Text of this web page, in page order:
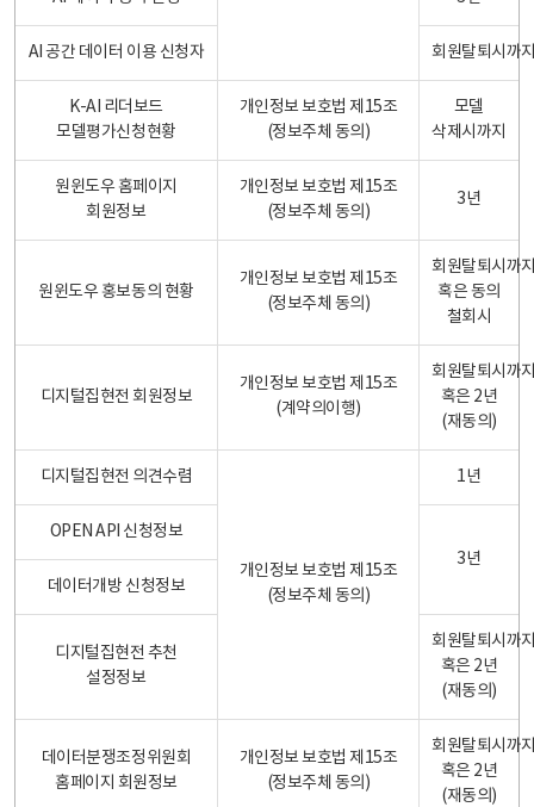
AI 공간 데이터 이용 신청자 회원탈퇴시까
K-AI 리더보드
모델평가신청현황
개인정보 보호법 제15조
(정보주체 동의)
모델
삭제시까지
원윈도우 홈페이지
회원정보
개인정보 보호법 제15조
(정보주체 동의)
3년
원윈도우 홍보동의 현황
개인정보 보호법 제15조
(정보주체 동의)
회원탈퇴시까
혹은 동의
철회시
디지털집현전 회원정보
개인정보 보호법 제15조
(계약의이행)
회원탈퇴시까
혹은 2년
(재동의)
디지털집현전 의견수렴
개인정보 보호법 제15조
(정보주체 동의)
1년
OPEN API 신청정보
3년
데이터개방 신청정보
디지털집현전 추천
설정정보
회원탈퇴시까
혹은 2년
(재동의)
데이터분쟁조정위원회
홈페이지 회원정보
개인정보 보호법 제15조
(정보주체 동의)
회원탈퇴시까
혹은 2년
(재동의)